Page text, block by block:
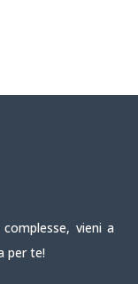
vieni a
per te!